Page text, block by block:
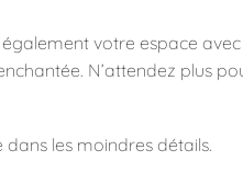
votre espace
N’attendez plus
dans les moindres détails.